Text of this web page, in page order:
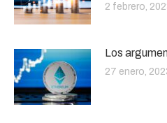
2 febrero,
Los
27 enero,